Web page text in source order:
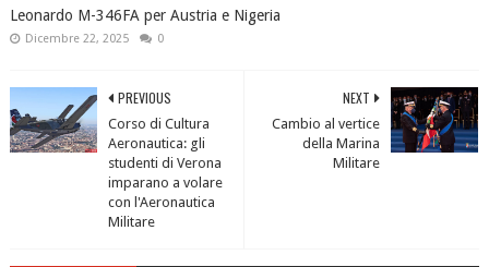
Leonardo M-346FA per Austria e Nigeria
Dicembre 22, 2025 0
NEXT
Cambio al vertice
della Marina
Militare
PREVIOUS
Corso di Cultura
Aeronautica: gli
studenti di Verona
imparano a volare
con l'Aeronautica
Militare